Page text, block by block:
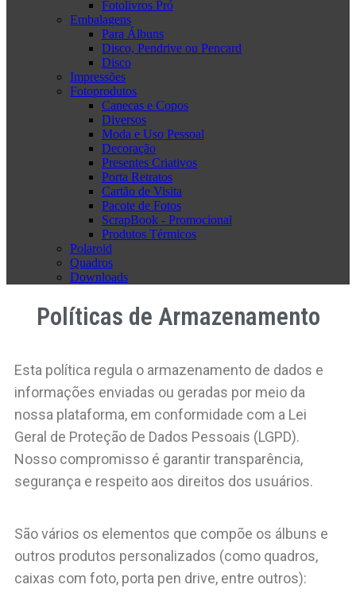
Fotolivros Pró
Embalagens
Para Álbuns
Disco, Pendrive ou Pencard
Disco
Impressões
Fotoprodutos
Canecas e Copos
Diversos
Moda e Uso Pessoal
Decoração
Presentes Criativos
Porta Retratos
Cartão de Visita
Pacote de Fotos
ScrapBook - Promocional
Produtos Térmicos
Polaroid
Quadros
Downloads